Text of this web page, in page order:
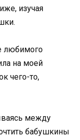
изучая
любимого
на моей
чего-то,
между
бабушкины